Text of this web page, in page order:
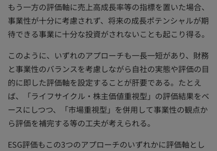
もう一方の評価軸に売上高成長率等の指標を置いた場合、
事業性が十分に考慮されず、将来の成長ポテンシャルが期
待できる事業に十分な投資がされないことも起こり得る。
このように、いずれのアプローチも一長一短があり、財務
と事業性のバランスを考慮しながら自社の実態や評価の目
的に即した評価軸を設定することが肝要である。たとえ
ば、「ライフサイクル・株主価値重視型」の評価結果をベ
ースにしつつ、「市場重視型」を併用して事業性の観点か
ら評価を補完する等の工夫が考えられる。
ESG評価もこの3つのアプローチのいずれかに評価軸とし